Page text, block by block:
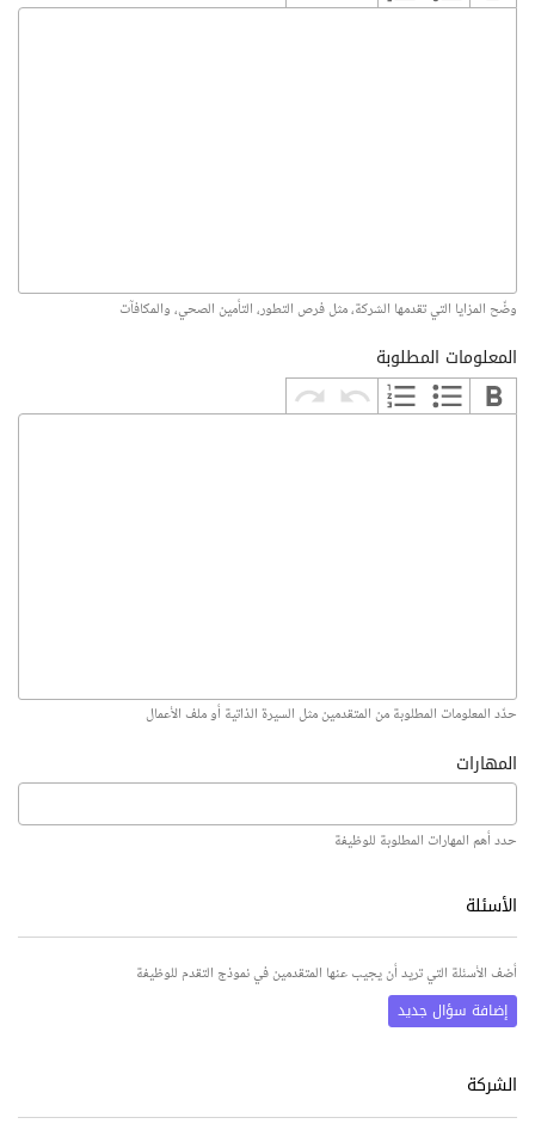
وضّح المزايا التي تقدمها الشركة، مثل فرص التطور، التأمين الصحي، والمكافآت
المعلومات المطلوبة
حدّد المعلومات المطلوبة من المتقدمين مثل السيرة الذاتية أو ملف الأعمال
المهارات
حدد أهم المهارات المطلوبة للوظيفة
الأسئلة
أضف الأسئلة التي تريد أن يجيب عنها المتقدمين في نموذج التقدم للوظيفة
إضافة سؤال جديد
الشركة